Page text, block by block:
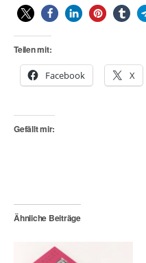
Teilen mit:
Facebook X
Gefällt mir:
Ähnliche Beiträge